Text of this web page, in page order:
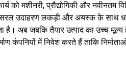
मशीनरी, प्रौद्योगिकी और नवीनतम
उदाहरण लकड़ी और अयस्क के साथ
है। अब जबकि तैयार उत्पाद का उच्च मूल्य
कंपनियों में निवेश करते हैं ताकि